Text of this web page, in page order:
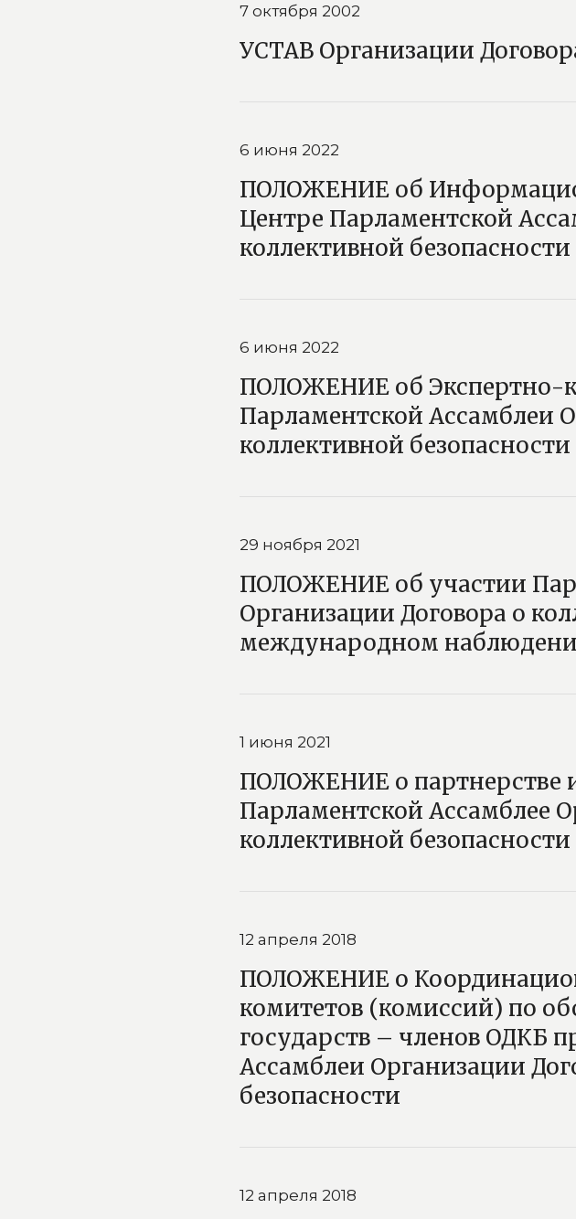
7 октября 2002
УСТАВ Организации
6 июня 2022
ПОЛОЖЕНИЕ об
Центре Парламентской
коллективной безопасности
6 июня 2022
ПОЛОЖЕНИЕ об Экспертно-
Парламентской Ассамблеи
коллективной безопасности
29 ноября 2021
ПОЛОЖЕНИЕ об участии
Организации Договора о
международном
1 июня 2021
ПОЛОЖЕНИЕ о партнерстве
Парламентской Ассамблее
коллективной безопасности
12 апреля 2018
ПОЛОЖЕНИЕ о
комитетов (комиссий) по
государств – членов ОДКБ
Ассамблеи Организации
безопасности
12 апреля 2018